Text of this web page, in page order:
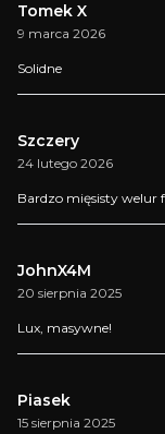
Tomek X
9 marca 2026
Solidne
Szczery
24 lutego 2026
Bardzo mięsisty welur
JohnX4M
20 sierpnia 2025
Lux, masywne!
Piasek
15 sierpnia 2025